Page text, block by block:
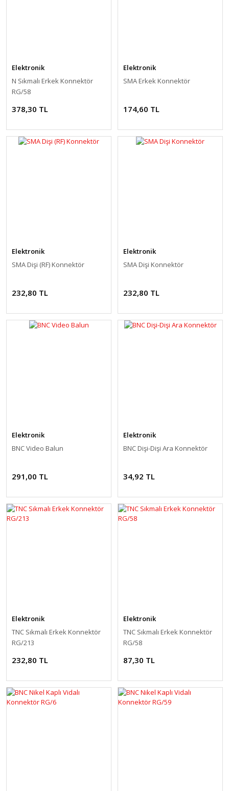
Elektronik
N Sıkmalı Erkek Konnektör
RG/58
378,30 TL
Elektronik
SMA Erkek Konnektör
174,60 TL
Elektronik
SMA Dişi (RF) Konnektör
232,80 TL
Elektronik
SMA Dişi Konnektör
232,80 TL
Elektronik
BNC Video Balun
291,00 TL
Elektronik
BNC Dişi-Dişi Ara Konnektör
34,92 TL
Elektronik
TNC Sıkmalı Erkek Konnektör
RG/213
232,80 TL
Elektronik
TNC Sıkmalı Erkek Konnektör
RG/58
87,30 TL